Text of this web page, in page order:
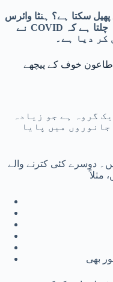
سکتا ہے؟ ہنٹا وائرس
کے ارد گرد بڑھتی ہوئی گھبراہٹ سے پتہ چلتا ہے کہ COVID نے
کر دیا ہے۔
طاعون خوف کے پیچھے
گروہ ہے جو زیادہ
میں پایا
بھی